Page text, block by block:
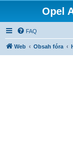
Opel
FAQ
Web Obsah fóra